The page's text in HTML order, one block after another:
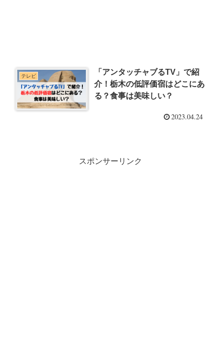
テレビ
「アンタッチャブるTV」で紹
介！栃木の低評価宿はどこにあ
る？食事は美味しい？
2023.04.24
スポンサーリンク